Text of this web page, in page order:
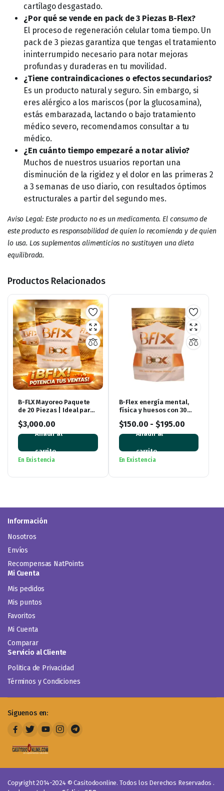
cartílago desgastado.
¿Por qué se vende en pack de 3 Piezas B-Flex?
El proceso de regeneración celular toma tiempo. Un
pack de 3 piezas garantiza que tengas el tratamiento
ininterrumpido necesario para notar mejoras
profundas y duraderas en tu movilidad.
¿Tiene contraindicaciones o efectos secundarios?
Es un producto natural y seguro. Sin embargo, si
eres alérgico a los mariscos (por la glucosamina),
estás embarazada, lactando o bajo tratamiento
médico severo, recomendamos consultar a tu
médico.
¿En cuánto tiempo empezaré a notar alivio?
Muchos de nuestros usuarios reportan una
disminución de la rigidez y el dolor en las primeras 2
a 3 semanas de uso diario, con resultados óptimos
estructurales a partir del segundo mes.
Aviso Legal: Este producto no es un medicamento. El consumo de
este producto es responsabilidad de quien lo recomienda y de quien
lo usa. Los suplementos alimenticios no sustituyen una dieta
equilibrada.
Productos Relacionados
B-FLX Mayoreo Paquete
de 20 Piezas | Ideal para
$3,000.00
Añadir al
carrito
En Existencia
B-Flex energía mental,
física y huesos con 30
$150.00 - $195.00
Añadir al
carrito
En Existencia
Información
Nosotros
Envíos
Recompensas NatPoints
Mi Cuenta
Mis pedidos
Mis puntos
Favoritos
Mi Cuenta
Comparar
Servicio al Cliente
Politica de Privacidad
Términos y Condiciones
Siguenos en:
Copyright 2014-2024 © Casitodoonline. Todos los Derechos Reservados .